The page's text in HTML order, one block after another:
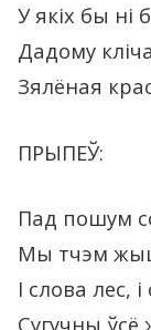
У якix бы нi
Дадому
Зялёная
ПРЫПЕЎ:
Пад пошум
Мы тчэм
I слова лес, i
Сугучны